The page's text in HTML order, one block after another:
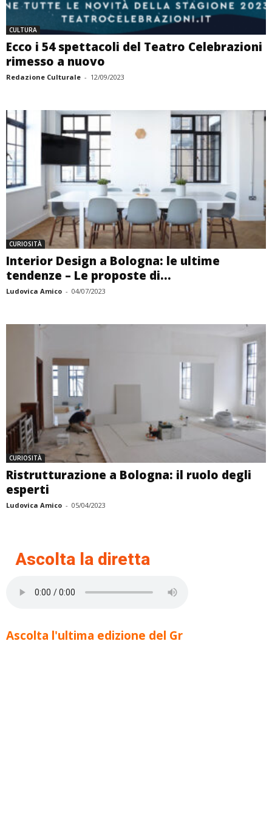
CULTURA
Ecco i 54 spettacoli del Teatro Celebrazioni
rimesso a nuovo
Redazione Culturale - 12/09/2023
CURIOSITÀ
Interior Design a Bologna: le ultime
tendenze – Le proposte di...
Ludovica Amico - 04/07/2023
CURIOSITÀ
Ristrutturazione a Bologna: il ruolo degli
esperti
Ludovica Amico - 05/04/2023
Ascolta la diretta
Ascolta l'ultima edizione del Gr